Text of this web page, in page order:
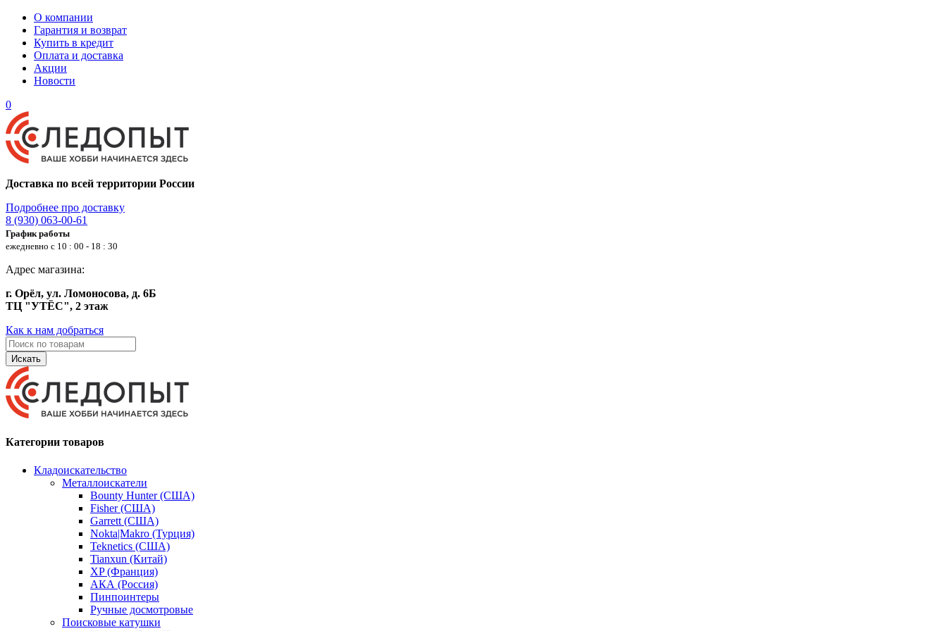
О компании
Гарантия и возврат
Купить в кредит
Оплата и доставка
Акции
Новости
0
Доставка по всей территории России
Подробнее про доставку
8 (930) 063-00-61
График работы
ежедневно с 10 : 00 - 18 : 30
Адрес магазина:
г. Орёл, ул. Ломоносова, д. 6Б
ТЦ "УТЁС", 2 этаж
Как к нам добраться
Искать
Категории товаров
Кладоискательство
Металлоискатели
Bounty Hunter (США)
Fisher (США)
Garrett (США)
Nokta|Makro (Турция)
Teknetics (США)
Tianxun (Китай)
XP (Франция)
АКА (Россия)
Пинпоинтеры
Ручные досмотровые
Поисковые катушки